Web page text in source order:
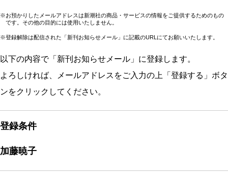
※お預かりしたメールアドレスは新潮社の商品・サービスの情報をご提供するためのもの
です。その他の目的には使用いたしません。
※登録解除は配信された「新刊お知らせメール」に記載のURLにてお願いいたします。
以下の内容で「新刊お知らせメール」に登録します。
よろしければ、メールアドレスをご入力の上「登録する」ボタ
ンをクリックしてください。
登録条件
加藤暁子